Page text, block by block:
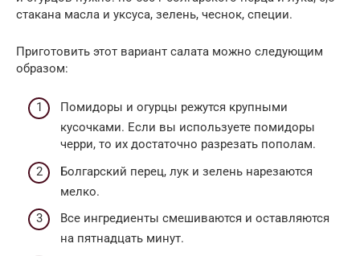
стакана масла и уксуса, зелень, чеснок, специи.
Приготовить этот вариант салата можно следующим
образом:
Помидоры и огурцы режутся крупными
кусочками. Если вы используете помидоры
черри, то их достаточно разрезать пополам.
Болгарский перец, лук и зелень нарезаются
мелко.
Все ингредиенты смешиваются и оставляются
на пятнадцать минут.